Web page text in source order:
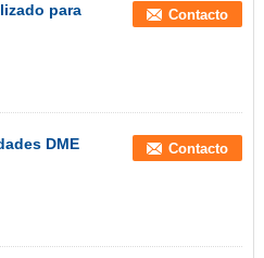
para
Contacto
DME
Contacto